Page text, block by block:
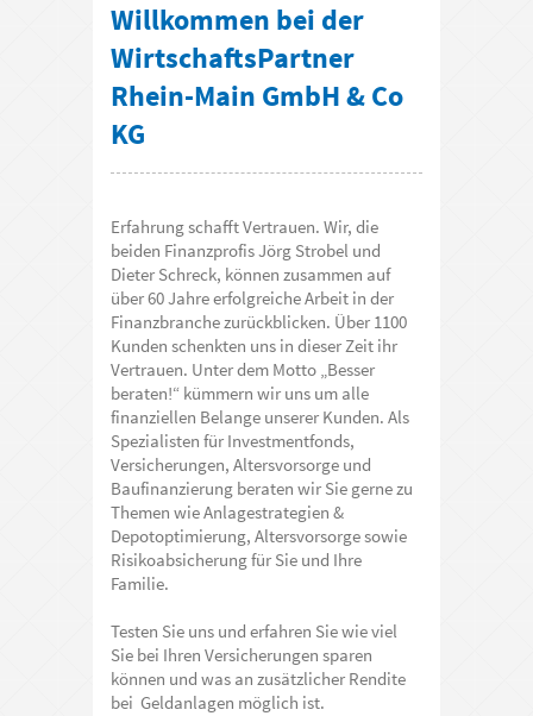
Willkommen bei der
WirtschaftsPartner
Rhein-Main GmbH & Co
KG
Erfahrung schafft Vertrauen. Wir, die
beiden Finanzprofis Jörg Strobel und
Dieter Schreck, können zusammen auf
über 60 Jahre erfolgreiche Arbeit in der
Finanzbranche zurückblicken. Über 1100
Kunden schenkten uns in dieser Zeit ihr
Vertrauen. Unter dem Motto „Besser
beraten!“ kümmern wir uns um alle
finanziellen Belange unserer Kunden. Als
Spezialisten für Investmentfonds,
Versicherungen, Altersvorsorge und
Baufinanzierung beraten wir Sie gerne zu
Themen wie Anlagestrategien &
Depotoptimierung, Altersvorsorge sowie
Risikoabsicherung für Sie und Ihre
Familie.
Testen Sie uns und erfahren Sie wie viel
Sie bei Ihren Versicherungen sparen
können und was an zusätzlicher Rendite
bei Geldanlagen möglich ist.